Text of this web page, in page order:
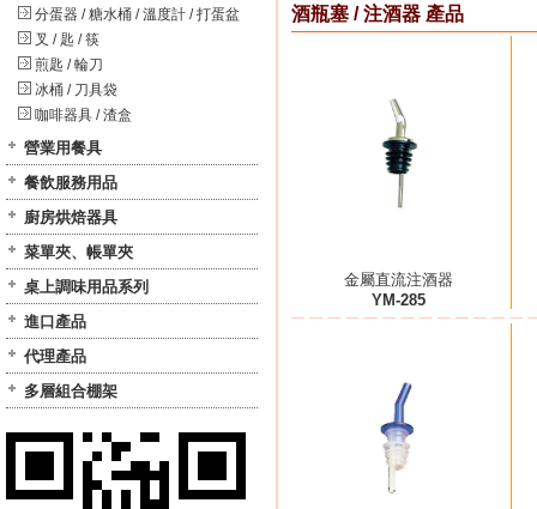
分蛋器 / 糖水桶 / 溫度計 / 打蛋盆
叉 / 匙 / 筷
煎匙 / 輪刀
冰桶 / 刀具袋
咖啡器具 / 渣盒
營業用餐具
餐飲服務用品
廚房烘焙器具
菜單夾、帳單夾
桌上調味用品系列
進口產品
代理產品
多層組合棚架
酒瓶塞 / 注酒器 產品
金屬直流注酒器
YM-285